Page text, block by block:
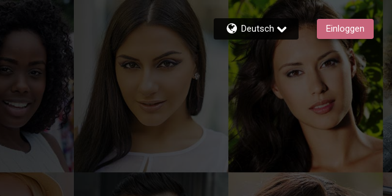
Deutsch Einloggen